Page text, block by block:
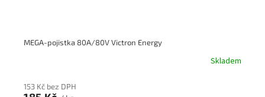
MEGA-pojistka 80A/80V Victron Energy
Skladem
153 Kč bez DPH